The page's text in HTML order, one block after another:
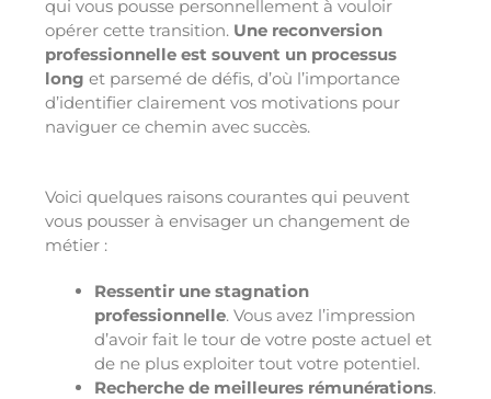
qui vous pousse personnellement à vouloir
opérer cette transition. Une reconversion
professionnelle est souvent un processus
long et parsemé de défis, d’où l’importance
d’identifier clairement vos motivations pour
naviguer ce chemin avec succès.
Voici quelques raisons courantes qui peuvent
vous pousser à envisager un changement de
métier :
Ressentir une stagnation
professionnelle. Vous avez l’impression
d’avoir fait le tour de votre poste actuel et
de ne plus exploiter tout votre potentiel.
Recherche de meilleures rémunérations.